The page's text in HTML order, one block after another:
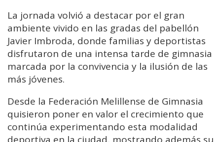
La jornada volvió a destacar por el gran
ambiente vivido en las gradas del pabellón
Javier Imbroda, donde familias y deportistas
disfrutaron de una intensa tarde de gimnasia
marcada por la convivencia y la ilusión de las
más jóvenes.
Desde la Federación Melillense de Gimnasia
quisieron poner en valor el crecimiento que
continúa experimentando esta modalidad